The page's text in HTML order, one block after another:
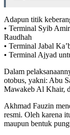
Adapun titik
• Terminal Syib
Raudhah
• Terminal Jabal
• Terminal Ajyad
Dalam
otobus, yakni: Abu
Mawakeb Al Khair,
Akhmad Fauzin
resmi. Oleh karena
maupun bentuk